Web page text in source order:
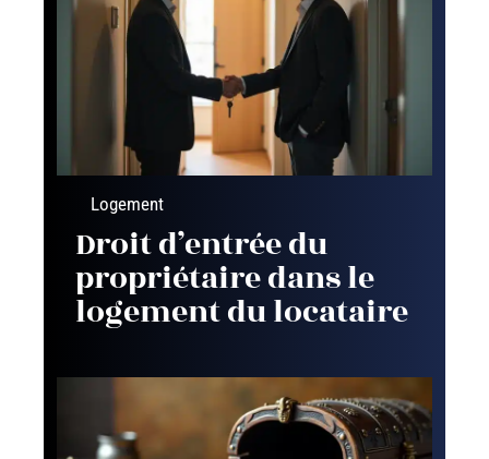
Logement
Droit d’entrée du
propriétaire dans le
logement du locataire